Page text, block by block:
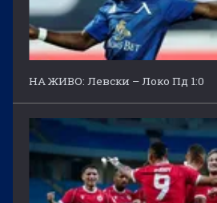
НА ЖИВО: Левски – Локо Пд 1:0